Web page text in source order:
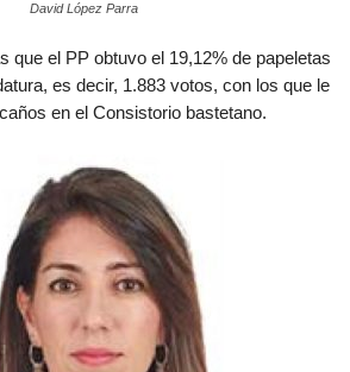
David López Parra
que el PP obtuvo el 19,12% de papeletas
es decir, 1.883 votos, con los que le
en el Consistorio bastetano.